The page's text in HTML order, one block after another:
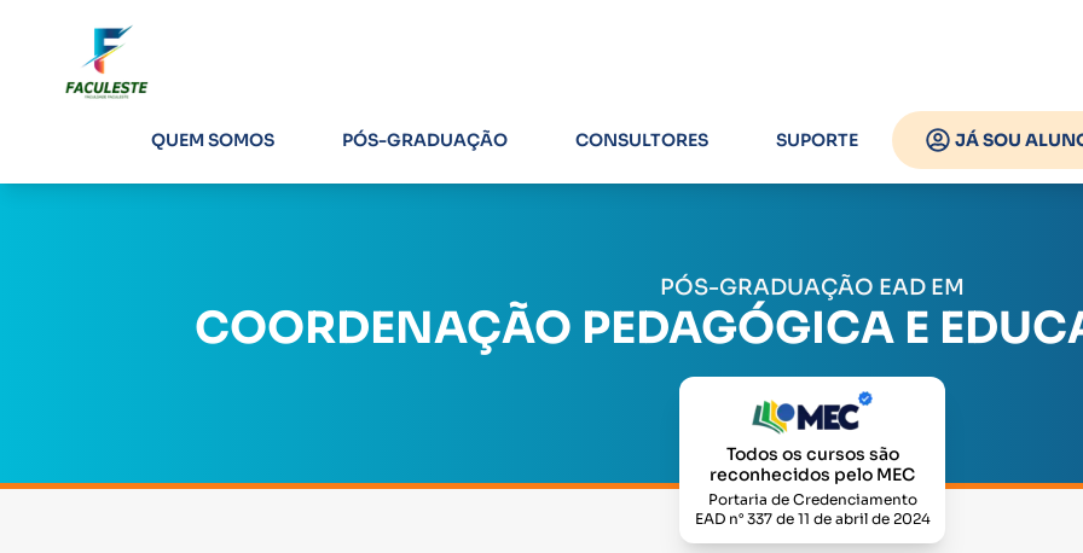
QUEM SOMOS PÓS-GRADUAÇÃO CONSULTORES SUPORTE JÁ SOU
PÓS-GRADUAÇÃO EAD EM
COORDENAÇÃO PEDAGÓGICA E
Todos os cursos são
reconhecidos pelo MEC
Portaria de Credenciamento
EAD n° 337 de 11 de abril de 2024